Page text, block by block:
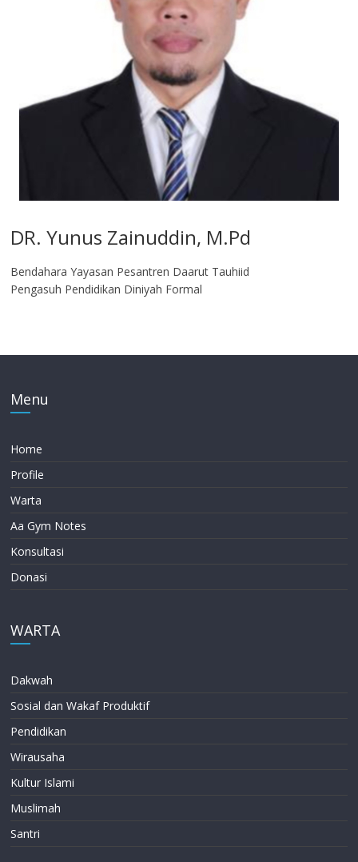
DR. Yunus Zainuddin, M.Pd
Bendahara Yayasan Pesantren Daarut Tauhiid
Pengasuh Pendidikan Diniyah Formal
Menu
Home
Profile
Warta
Aa Gym Notes
Konsultasi
Donasi
WARTA
Dakwah
Sosial dan Wakaf Produktif
Pendidikan
Wirausaha
Kultur Islami
Muslimah
Santri